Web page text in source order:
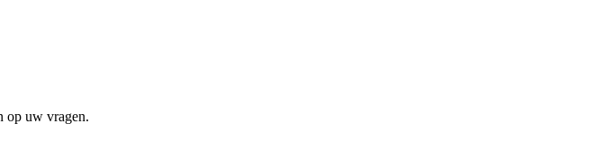
op uw vragen.